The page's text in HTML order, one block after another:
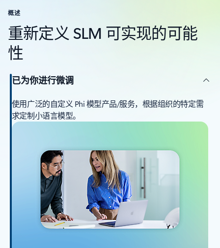
概述
重新定义 SLM 可实现的可能
性
已为你进行微调
使用广泛的自定义 Phi 模型产品/服务，根据组织的特定需
求定制小语言模型。